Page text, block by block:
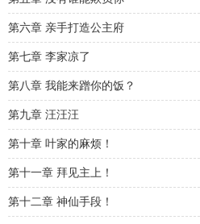
第六章 亲手打造公主府
第七章 李家凉了
第八章 我能来蹭你的饭？
第九章 汪汪汪
第十章 叶家的麻烦！
第十一章 拜见主上！
第十二章 神仙手段！